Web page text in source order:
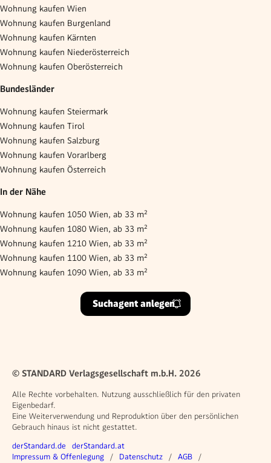
Wohnung kaufen Wien
Wohnung kaufen Burgenland
Wohnung kaufen Kärnten
Wohnung kaufen Niederösterreich
Wohnung kaufen Oberösterreich
Bundesländer
Wohnung kaufen Steiermark
Wohnung kaufen Tirol
Wohnung kaufen Salzburg
Wohnung kaufen Vorarlberg
Wohnung kaufen Österreich
In der Nähe
Wohnung kaufen 1050 Wien, ab 33 m²
Wohnung kaufen 1080 Wien, ab 33 m²
Wohnung kaufen 1210 Wien, ab 33 m²
Wohnung kaufen 1100 Wien, ab 33 m²
Wohnung kaufen 1090 Wien, ab 33 m²
Suchagent anlegen
© STANDARD Verlagsgesellschaft m.b.H. 2026
Alle Rechte vorbehalten. Nutzung ausschließlich für den privaten
Eigenbedarf.
Eine Weiterverwendung und Reproduktion über den persönlichen
Gebrauch hinaus ist nicht gestattet.
Weitere Angebote
derStandard.de derStandard.at
Rechtliches
Impressum & Offenlegung Datenschutz AGB